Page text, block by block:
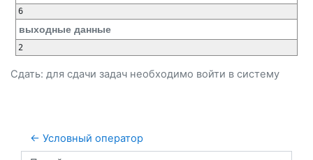
6
выходные данные
2
Сдать: для сдачи задач необходимо войти в систему
← Условный оператор